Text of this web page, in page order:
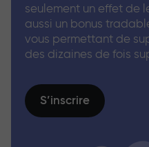
seulement un effet de
aussi un bonus
vous permettant de
des dizaines de fois
S’inscrire